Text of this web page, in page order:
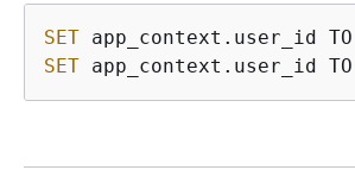
SET app_context.user_id TO
SET app_context.user_id TO